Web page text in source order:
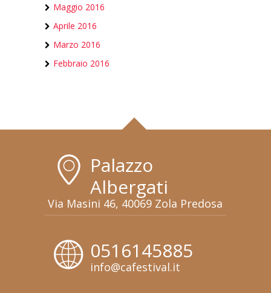
Maggio 2016
Aprile 2016
Marzo 2016
Febbraio 2016
Palazzo
Albergati
Via Masini 46, 40069 Zola Predosa
0516145885
info@cafestival.it